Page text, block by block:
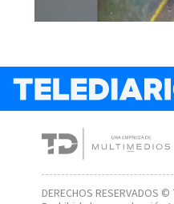
DERECHOS RESERVADOS